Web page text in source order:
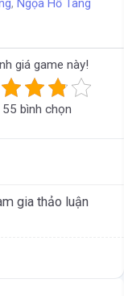
, Ngọa Hổ Tàng
đóng cửa*
giá game này!
55 bình chọn
gia thảo luận